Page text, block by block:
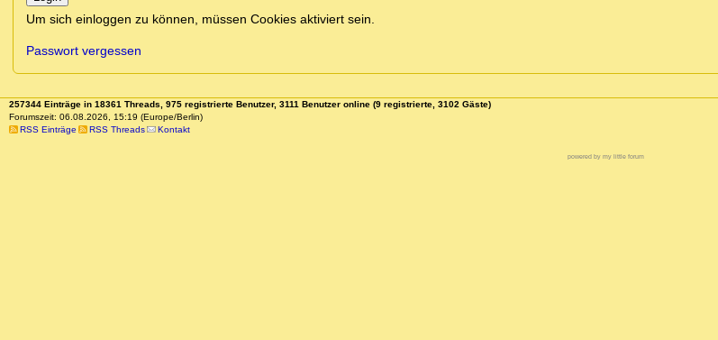
Um sich einloggen zu können, müssen Cookies aktiviert sein.
Passwort vergessen
257344 Einträge in 18361 Threads, 975 registrierte Benutzer, 3111 Benutzer online (9 registrierte, 3102 Gäste)
Forumszeit: 06.08.2026, 15:19 (Europe/Berlin)
RSS Einträge
RSS Threads Kontakt
powered by my little forum